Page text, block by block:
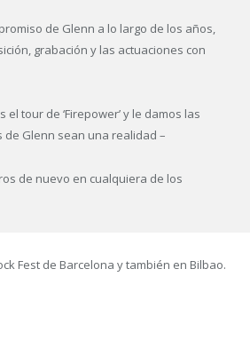
de Glenn a lo largo de los años,
grabación y las actuaciones con
tour de ‘Firepower’ y le damos las
Glenn sean una realidad –
de nuevo en cualquiera de los
Fest de Barcelona y también en Bilbao.